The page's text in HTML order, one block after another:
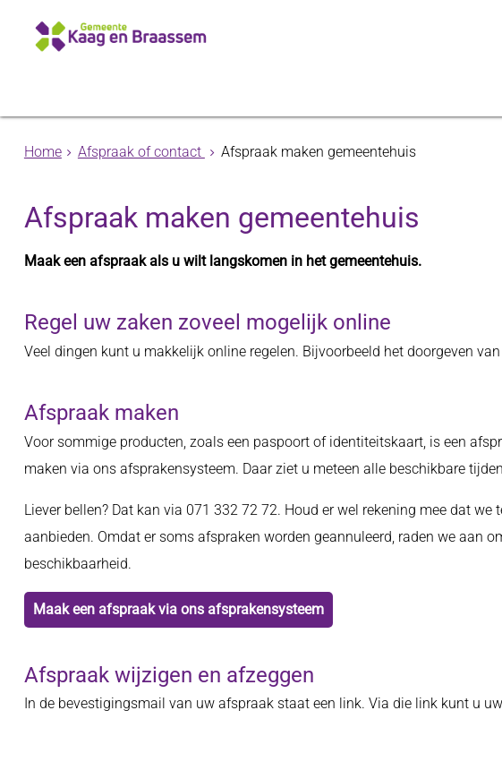
Home Afspraak of contact Afspraak maken gemeentehuis
Afspraak maken gemeentehuis
Maak een afspraak als u wilt langskomen in het gemeentehuis.
Regel uw zaken zoveel mogelijk online
Veel dingen kunt u makkelijk online regelen. Bijvoorbeeld het doorgeven
Afspraak maken
Voor sommige producten, zoals een paspoort of identiteitskaart, is een
maken via ons afsprakensysteem. Daar ziet u meteen alle beschikbare
Liever bellen? Dat kan via 071 332 72 72. Houd er wel rekening mee dat
aanbieden. Omdat er soms afspraken worden geannuleerd, raden we aan
beschikbaarheid.
Maak een afspraak via ons afsprakensysteem
Afspraak wijzigen en afzeggen
In de bevestigingsmail van uw afspraak staat een link. Via die link kunt u